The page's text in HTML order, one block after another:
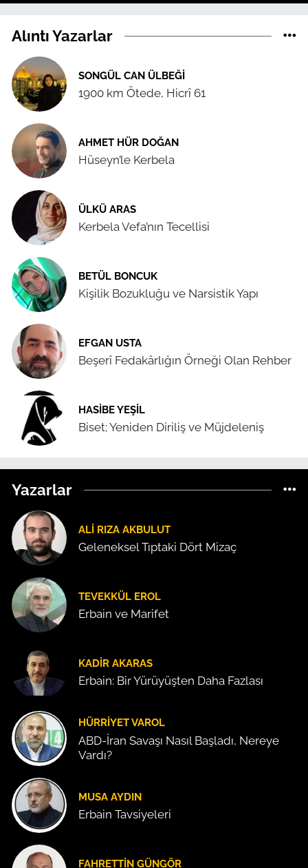
Alıntı Yazarlar
SONGÜL CAN ÜLBEĞI
1900 km Ötede, Hicrî 61
AHMET HÜR DOĞAN
Hüseyn’le Kerbela
ÜLKÜ ARAS
Kerbela Vefa’nın Tecellisi
BETÜL BONCUK
Kişilik Bozukluğu ve Narsistik Yapı
EFGAN USTA
Beşerî Fedakârlığın Örneği Olan Rehber
HASIBE YEŞIL
Biset; Yeniden Diriliş ve Müjdeleniş
Yazarlar
ALI RIZA AKBULUT
Geleneksel Tıptaki Dört Mizaç
TEVEKKÜL EROL
Erbain ve Marifet
KADIR AKARAS
Erbain: Bir Yürüyüşten Daha Fazlası
HÜRRIYET VAROL
ABD-İran Savaşı Nasıl Başladı, Nereye
Vardı?
MUSA AYDIN
Erbain Tavsiyeleri
FAHRETTIN GÜNGÖR